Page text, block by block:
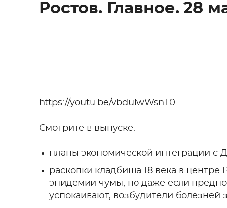
Ростов. Главное. 28
https://youtu.be/vbdulwWsnT0
Смотрите в выпуске:
планы экономической интеграции с
раскопки кладбища 18 века в
эпидемии чумы, но даже если
успокаивают, возбудители болезней